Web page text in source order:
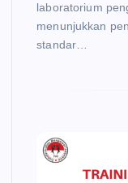
laboratorium
menunjukkan
standar…